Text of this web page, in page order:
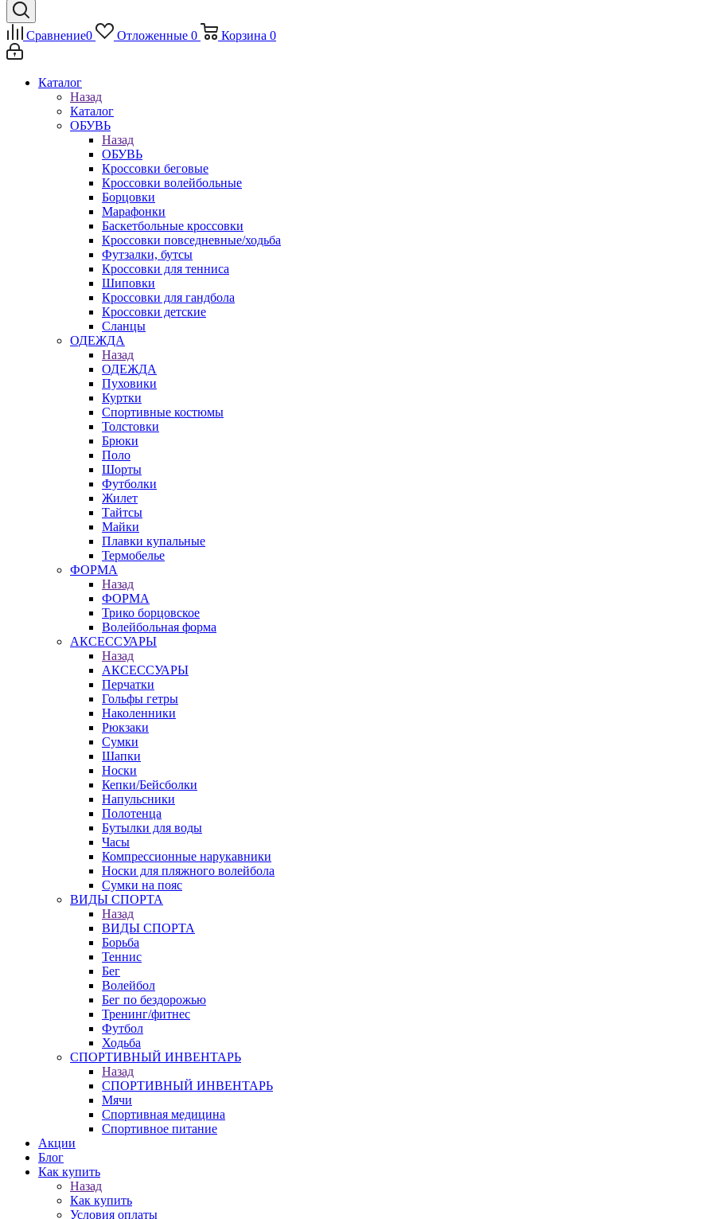
Сравнение0 Отложенные 0 Корзина 0
Каталог
Назад
Каталог
ОБУВЬ
Назад
ОБУВЬ
Кроссовки беговые
Кроссовки волейбольные
Борцовки
Марафонки
Баскетбольные кроссовки
Кроссовки повседневные/ходьба
Футзалки, бутсы
Кроссовки для тенниса
Шиповки
Кроссовки для гандбола
Кроссовки детские
Сланцы
ОДЕЖДА
Назад
ОДЕЖДА
Пуховики
Куртки
Спортивные костюмы
Толстовки
Брюки
Поло
Шорты
Футболки
Жилет
Тайтсы
Майки
Плавки купальные
Термобелье
ФОРМА
Назад
ФОРМА
Трико борцовское
Волейбольная форма
АКСЕССУАРЫ
Назад
АКСЕССУАРЫ
Перчатки
Гольфы гетры
Наколенники
Рюкзаки
Сумки
Шапки
Носки
Кепки/Бейсболки
Напульсники
Полотенца
Бутылки для воды
Часы
Компрессионные нарукавники
Носки для пляжного волейбола
Сумки на пояс
ВИДЫ СПОРТА
Назад
ВИДЫ СПОРТА
Борьба
Теннис
Бег
Волейбол
Бег по бездорожью
Тренинг/фитнес
Футбол
Ходьба
СПОРТИВНЫЙ ИНВЕНТАРЬ
Назад
СПОРТИВНЫЙ ИНВЕНТАРЬ
Мячи
Спортивная медицина
Спортивное питание
Акции
Блог
Как купить
Назад
Как купить
Условия оплаты